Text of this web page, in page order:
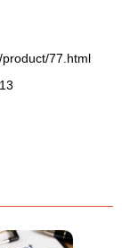
77.html